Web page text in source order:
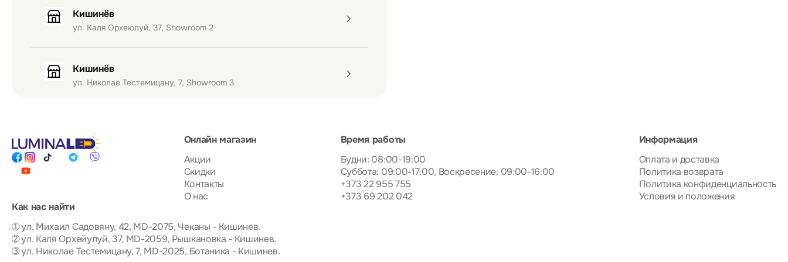
Кишинёв
ул. Каля Орхеюлуй, 37, Showroom 2
Кишинёв
ул. Николае Тестемицану, 7, Showroom 3
Онлайн магазин
Акции
Скидки
Контакты
О нас
Время работы
Будни: 08:00-19:00
Суббота: 09:00-17:00, Воскресение: 09:00-16:00
+373 22 955 755
+373 69 202 042
Информация
Оплата и доставка
Политика возврата
Политика конфиденциальность
Условия и положения
Как нас найти
➀ ул. Михаил Садовяну, 42, MD-2075, Чеканы - Кишинев.
➁ ул. Каля Орхейулуй, 37, MD-2059, Рышкановка - Кишинев.
➂ ул. Николае Тестемицану, 7, MD-2025, Ботаника - Кишинев.